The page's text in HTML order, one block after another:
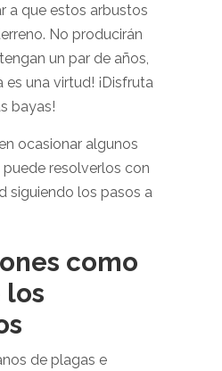
a que estos arbustos
No producirán
un par de años,
es una virtud! ¡Disfruta
bayas!
ocasionar algunos
puede resolverlos con
siguiendo los pasos a
como
los
de plagas e